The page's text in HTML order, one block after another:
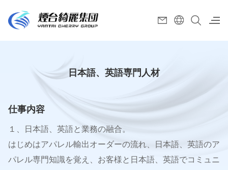
取引先と継続発展
ニュース・動向
日本語、英語専門人材
仕事内容
１、日本語、英語と業務の融合。
はじめはアパレル輸出オーダーの流れ、日本語、英語のア
パレル専門知識を覚え、お客様と日本語、英語でコミュニ